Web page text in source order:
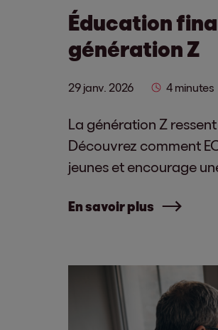
Éducation
génération Z
29 janv. 2026 4 minutes
La génération Z
Découvrez comment
jeunes et encourage
En savoir plus